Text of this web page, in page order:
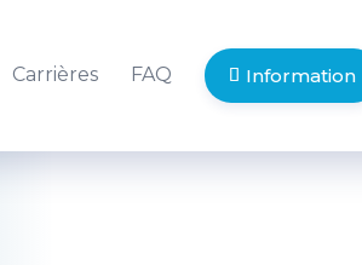
Carrières FAQ Information